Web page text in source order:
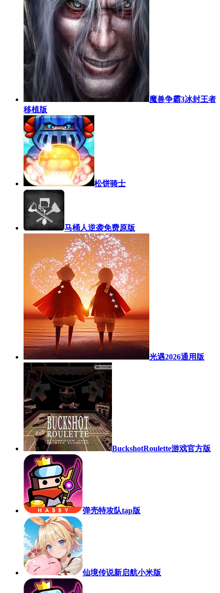
魔兽争霸3冰封王者
移植版
松饼骑士
马桶人逆袭免费原版
光遇2026通用版
BuckshotRoulette游戏官方版
弹壳特攻队tap版
仙境传说新启航小米版